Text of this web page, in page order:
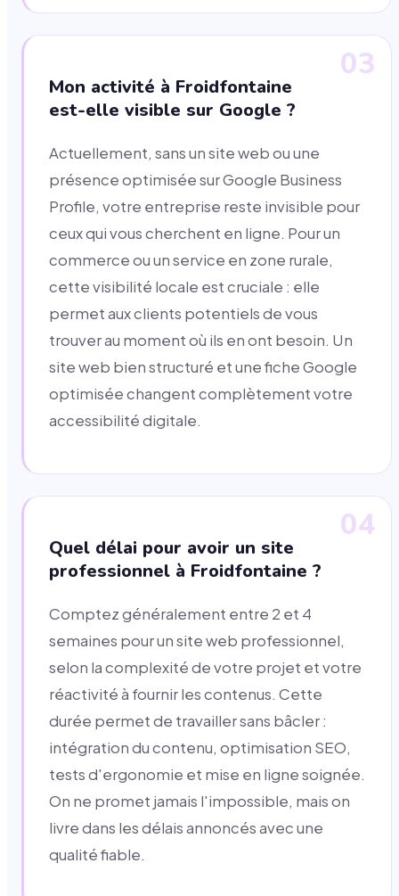
03
Mon activité à Froidfontaine
est-elle visible sur Google ?
Actuellement, sans un site web ou une
présence optimisée sur Google Business
Profile, votre entreprise reste invisible pour
ceux qui vous cherchent en ligne. Pour un
commerce ou un service en zone rurale,
cette visibilité locale est cruciale : elle
permet aux clients potentiels de vous
trouver au moment où ils en ont besoin. Un
site web bien structuré et une fiche Google
optimisée changent complètement votre
accessibilité digitale.
04
Quel délai pour avoir un site
professionnel à Froidfontaine ?
Comptez généralement entre 2 et 4
semaines pour un site web professionnel,
selon la complexité de votre projet et votre
réactivité à fournir les contenus. Cette
durée permet de travailler sans bâcler :
intégration du contenu, optimisation SEO,
tests d'ergonomie et mise en ligne soignée.
On ne promet jamais l'impossible, mais on
livre dans les délais annoncés avec une
qualité fiable.